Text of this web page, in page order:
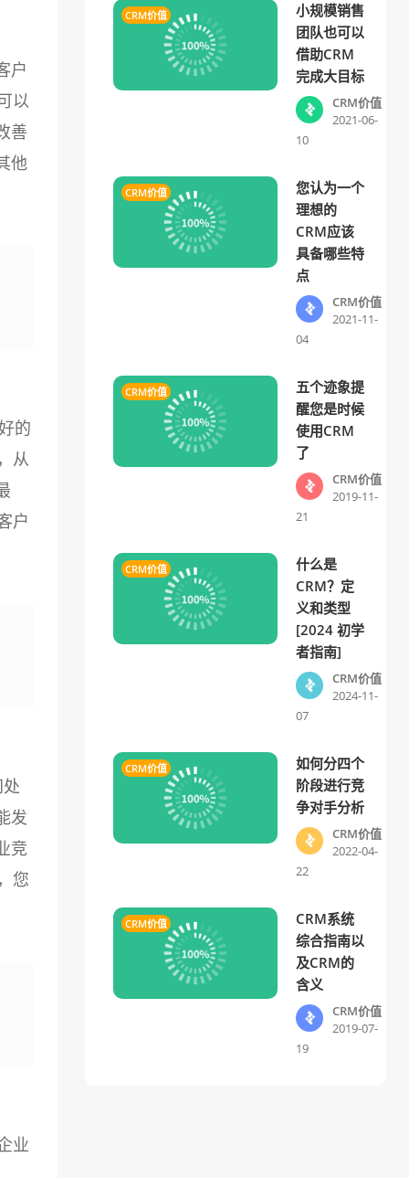
户
以
善
他
的
从
户
发
竞
您
业
CRM价值
小规模销售
团队也可以
借助CRM
完成大目标
CRM价值
2021-06-
10
CRM价值
您认为一个
理想的
CRM应该
具备哪些特
点
CRM价值
2021-11-
04
CRM价值
五个迹象提
醒您是时候
使用CRM
了
CRM价值
2019-11-
21
CRM价值
什么是
CRM？定
义和类型
[2024 初学
者指南]
CRM价值
2024-11-
07
CRM价值
如何分四个
阶段进行竞
争对手分析
CRM价值
2022-04-
22
CRM价值
CRM系统
综合指南以
及CRM的
含义
CRM价值
2019-07-
19